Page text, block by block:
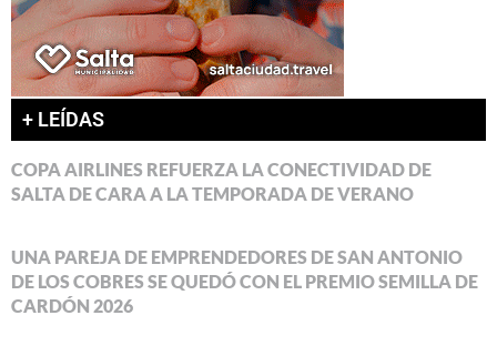
+ LEÍDAS
COPA AIRLINES REFUERZA LA CONECTIVIDAD DE
SALTA DE CARA A LA TEMPORADA DE VERANO
UNA PAREJA DE EMPRENDEDORES DE SAN ANTONIO
DE LOS COBRES SE QUEDÓ CON EL PREMIO SEMILLA DE
CARDÓN 2026